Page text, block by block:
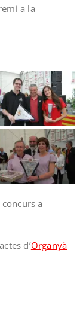
a la
a
d’Organyà